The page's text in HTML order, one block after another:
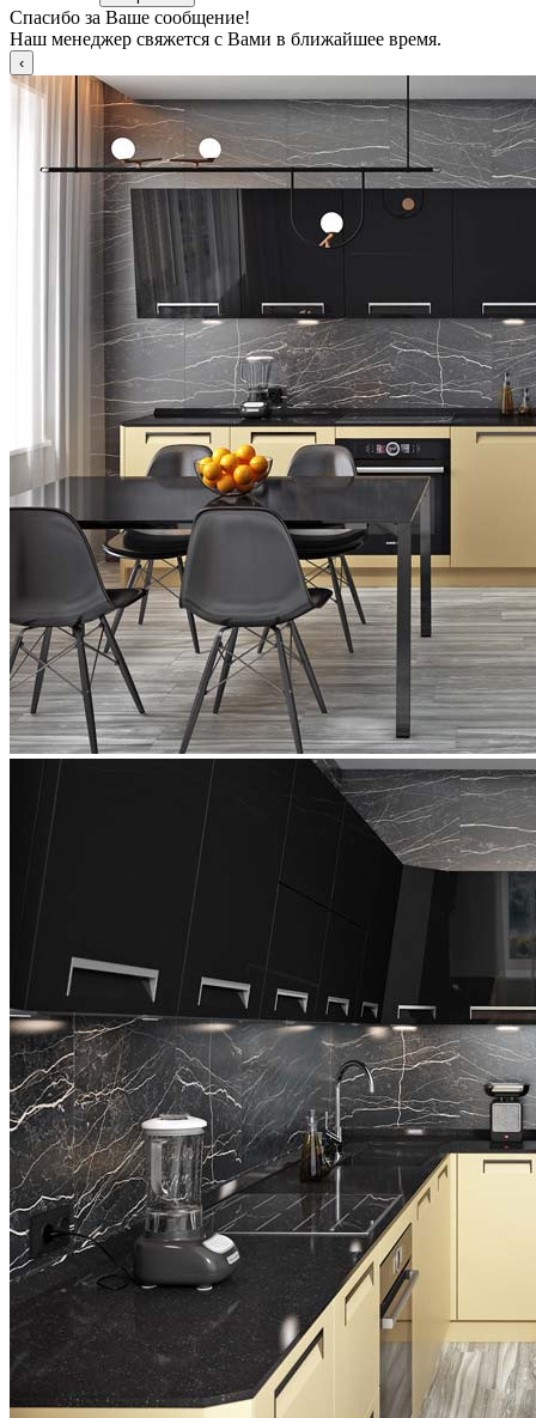
Спасибо за Ваше сообщение!
Наш менеджер свяжется с Вами в ближайшее время.